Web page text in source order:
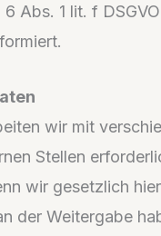
Abs. 1 lit. f
wir mit
Stellen
wir gesetzlich
der Weitergabe